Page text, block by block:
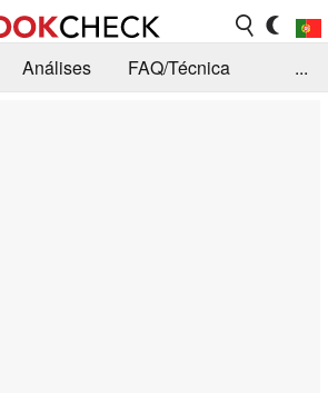
Análises
FAQ/Técnica
...